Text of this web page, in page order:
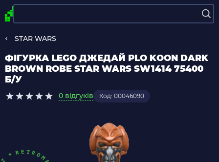
STAR WARS
ФІГУРКА LEGO ДЖЕДАЙ PLO KOON DARK
BROWN ROBE STAR WARS SW1414 75400
Б/У
0 відгуків Код: 00046090